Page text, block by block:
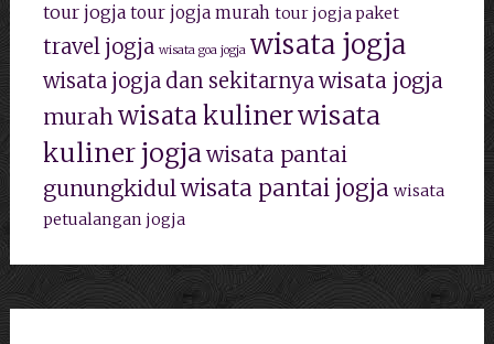
tour jogja tour jogja murah tour jogja paket
travel jogja wisata goa jogja wisata jogja
wisata jogja dan sekitarnyawisata jogja
murahwisata kulinerwisata
kuliner jogjawisata pantai
gunungkidulwisata pantai jogja wisata
petualangan jogja